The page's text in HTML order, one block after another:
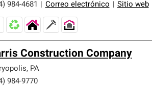
984-4681
Correo electrónico Sitio web
Construction Company
, PA
984-9770